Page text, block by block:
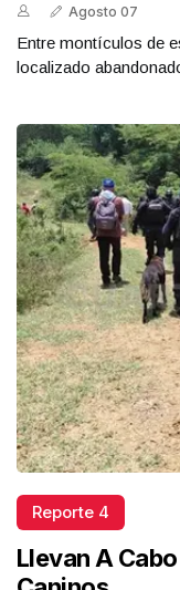
Agosto 07
Entre montículos de
localizado
Reporte 4
Llevan A